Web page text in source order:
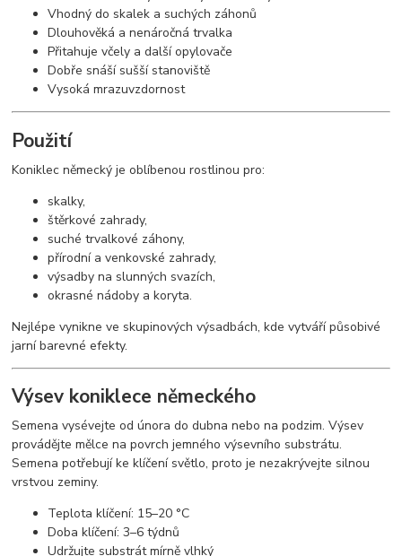
Vhodný do skalek a suchých záhonů
Dlouhověká a nenáročná trvalka
Přitahuje včely a další opylovače
Dobře snáší sušší stanoviště
Vysoká mrazuvzdornost
Použití
Koniklec německý je oblíbenou rostlinou pro:
skalky,
štěrkové zahrady,
suché trvalkové záhony,
přírodní a venkovské zahrady,
výsadby na slunných svazích,
okrasné nádoby a koryta.
Nejlépe vynikne ve skupinových výsadbách, kde vytváří působivé
jarní barevné efekty.
Výsev koniklece německého
Semena vysévejte od února do dubna nebo na podzim. Výsev
provádějte mělce na povrch jemného výsevního substrátu.
Semena potřebují ke klíčení světlo, proto je nezakrývejte silnou
vrstvou zeminy.
Teplota klíčení: 15–20 °C
Doba klíčení: 3–6 týdnů
Udržujte substrát mírně vlhký